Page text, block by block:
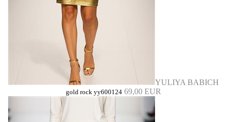
YULIYA BABICH
gold rock yy600124 69,00 EUR